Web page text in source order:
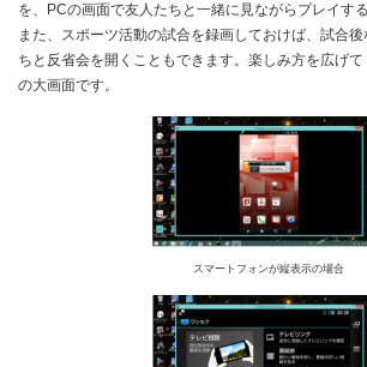
を、PCの画面で友人たちと一緒に見ながらプレイす
また、スポーツ活動の試合を録画しておけば、試合
ちと反省会を開くこともできます。楽しみ方を広げ
の大画面です。
スマートフォンが縦表示の場合